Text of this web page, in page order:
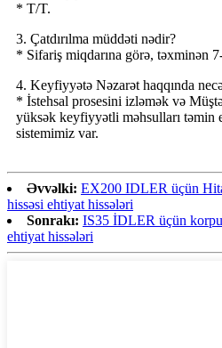
* T/T.
3. Çatdırılma müddəti nədir?
* Sifariş miqdarına görə, təxminən
4. Keyfiyyətə Nəzarət haqqında
* İstehsal prosesini izləmək və
yüksək keyfiyyətli məhsulları təmin
sistemimiz var.
Əvvəlki: EX200 IDLER üçün
hissəsi ehtiyat hissələri
Sonrakı: IS35 İDLER üçün
ehtiyat hissələri